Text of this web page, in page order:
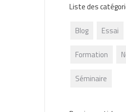
Liste des
Blog Essai
Formation
Séminaire